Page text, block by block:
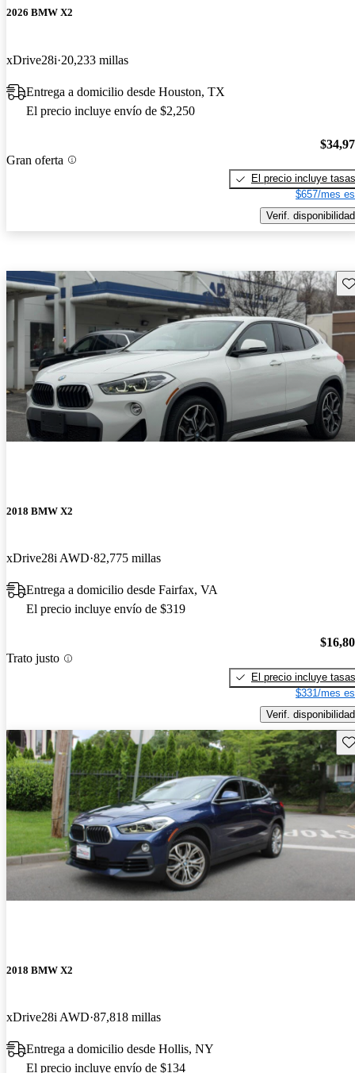
2026 BMW X2
xDrive28i 20,233 millas
Entrega a domicilio desde Houston, TX
El precio incluye envío de $2,250
Gran oferta
El precio incluye tasas
$657/mes
Verif. disponibilidad
2018 BMW X2
xDrive28i AWD 82,775 millas
Entrega a domicilio desde Fairfax, VA
El precio incluye envío de $319
Trato justo
El precio incluye tasas
$331/mes
Verif. disponibilidad
2018 BMW X2
xDrive28i AWD 87,818 millas
Entrega a domicilio desde Hollis, NY
El precio incluye envío de $134